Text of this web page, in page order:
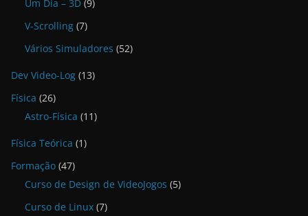
Um Dia – 3D (9)
V-Scrolling (7)
Vários Simuladores (52)
Dev Video-Log (13)
Física (26)
Astro-Física (11)
Física Teórica (1)
Formação (47)
Curso de Design de VideoJogos (5)
Curso de Linux (7)